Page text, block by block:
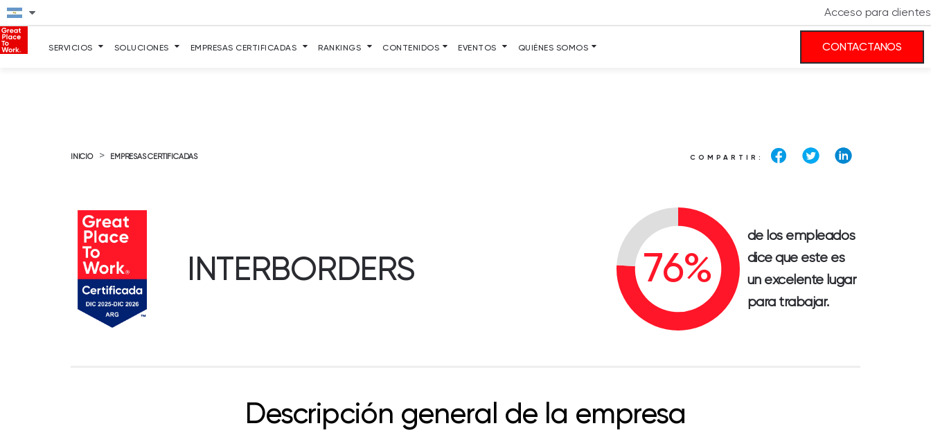
Acceso para clientes
SERVICIOS SOLUCIONES EMPRESAS CERTIFICADAS RANKINGS CONTENIDOS EVENTOS QUIÉNES SOMOS CONTACTANOS
INICIO > EMPRESAS CERTIFICADAS COMPARTIR:
INTERBORDERS
de los empleados
dice que este es
un excelente lugar
para trabajar.
Descripción general de la empresa